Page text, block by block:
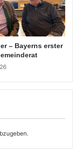
– Bayerns erster